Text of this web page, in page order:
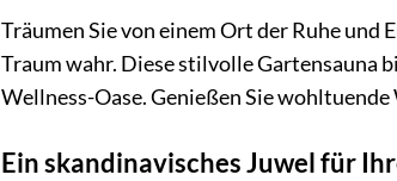
Träumen Sie von einem Ort der Ruhe
Traum wahr. Diese stilvolle Gartensauna
Wellness-Oase. Genießen Sie wohltuende
Ein skandinavisches Juwel für